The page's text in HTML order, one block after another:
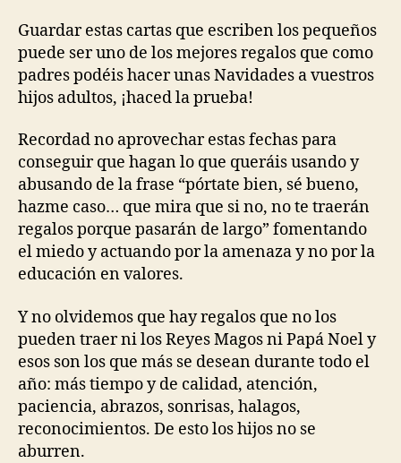
Guardar estas cartas que escriben los pequeños
puede ser uno de los mejores regalos que como
padres podéis hacer unas Navidades a vuestros
hijos adultos, ¡haced la prueba!
Recordad no aprovechar estas fechas para
conseguir que hagan lo que queráis usando y
abusando de la frase “pórtate bien, sé bueno,
hazme caso… que mira que si no, no te traerán
regalos porque pasarán de largo” fomentando
el miedo y actuando por la amenaza y no por la
educación en valores.
Y no olvidemos que hay regalos que no los
pueden traer ni los Reyes Magos ni Papá Noel y
esos son los que más se desean durante todo el
año: más tiempo y de calidad, atención,
paciencia, abrazos, sonrisas, halagos,
reconocimientos. De esto los hijos no se
aburren.